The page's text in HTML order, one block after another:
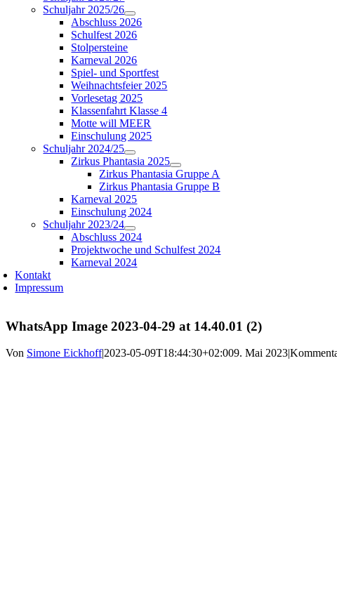
Schuljahr 2025/26
Abschluss 2026
Schulfest 2026
Stolpersteine
Karneval 2026
Spiel- und Sportfest
Weihnachtsfeier 2025
Vorlesetag 2025
Klassenfahrt Klasse 4
Motte will MEER
Einschulung 2025
Schuljahr 2024/25
Zirkus Phantasia 2025
Zirkus Phantasia Gruppe A
Zirkus Phantasia Gruppe B
Karneval 2025
Einschulung 2024
Schuljahr 2023/24
Abschluss 2024
Projektwoche und Schulfest 2024
Karneval 2024
Kontakt
Impressum
WhatsApp Image 2023-04-29 at 14.40.01 (2)
Von Simone Eickhoff|2023-05-09T18:44:30+02:009. Mai 2023|